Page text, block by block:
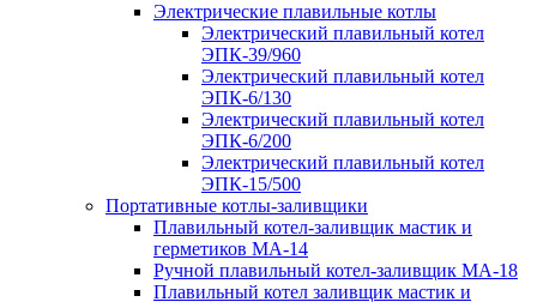
Электрические плавильные котлы
Электрический плавильный котел
ЭПК-39/960
Электрический плавильный котел
ЭПК-6/130
Электрический плавильный котел
ЭПК-6/200
Электрический плавильный котел
ЭПК-15/500
Портативные котлы-заливщики
Плавильный котел-заливщик мастик и
герметиков МА-14
Ручной плавильный котел-заливщик МА-18
Плавильный котел заливщик мастик и